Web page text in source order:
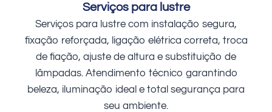
Serviços para lustre
Serviços para lustre com instalação segura,
fixação reforçada, ligação elétrica correta, troca
de fiação, ajuste de altura e substituição de
lâmpadas. Atendimento técnico garantindo
beleza, iluminação ideal e total segurança para
seu ambiente.